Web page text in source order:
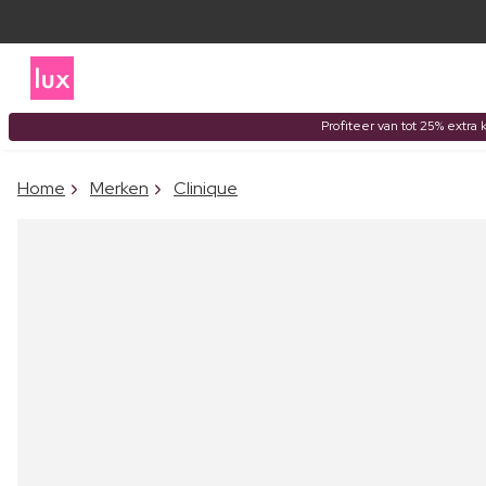
Profiteer van tot 25% extra
Home Merken Clinique